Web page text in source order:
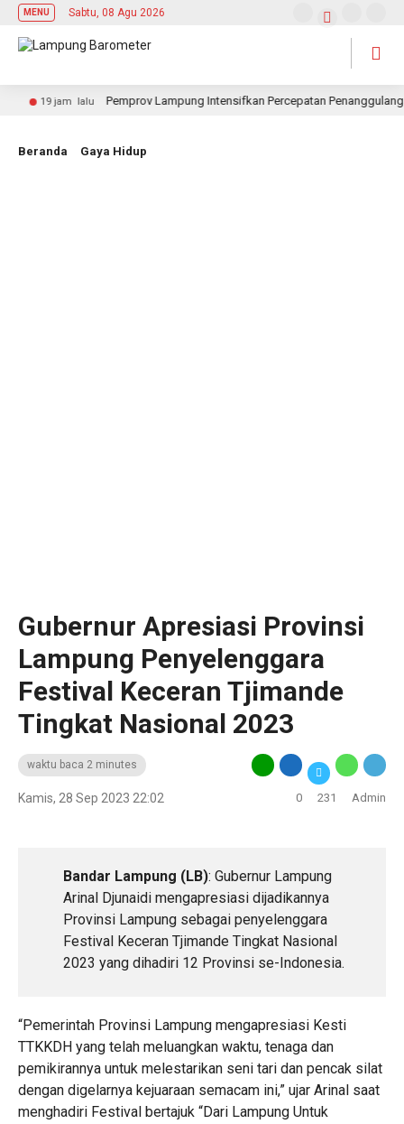
MENU Sabtu, 08 Agu 2026
19 jam lalu Pemprov Lampung Intensifkan Percepatan Penanggulangan
Beranda Gaya Hidup
Gubernur Apresiasi Provinsi
Lampung Penyelenggara
Festival Keceran Tjimande
Tingkat Nasional 2023
waktu baca 2 minutes
Kamis, 28 Sep 2023 22:02 0 231 Admin
Bandar Lampung (LB): Gubernur Lampung
Arinal Djunaidi mengapresiasi dijadikannya
Provinsi Lampung sebagai penyelenggara
Festival Keceran Tjimande Tingkat Nasional
2023 yang dihadiri 12 Provinsi se-Indonesia.
“Pemerintah Provinsi Lampung mengapresiasi Kesti
TTKKDH yang telah meluangkan waktu, tenaga dan
pemikirannya untuk melestarikan seni tari dan pencak silat
dengan digelarnya kejuaraan semacam ini,” ujar Arinal saat
menghadiri Festival bertajuk “Dari Lampung Untuk